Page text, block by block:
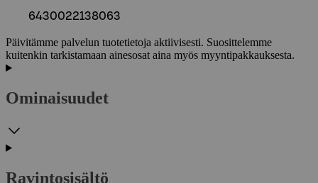
6430022138063
Päivitämme palvelun tuotetietoja aktiivisesti. Suosittelemme
kuitenkin tarkistamaan ainesosat aina myös myyntipakkauksesta.
Ominaisuudet
Ravintosisältö